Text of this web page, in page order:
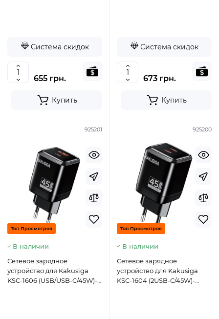
Система скидок
655 грн.
Купить
Система скидок
673 грн.
Купить
925201
Топ Просмотров
В наличии
Сетевое зарядное
устройство для Kakusiga
KSC-1606 (USB/USB-C/45W)-
925200
Топ Просмотров
В наличии
Сетевое зарядное
устройство для Kakusiga
KSC-1604 (2USB-C/45W)-